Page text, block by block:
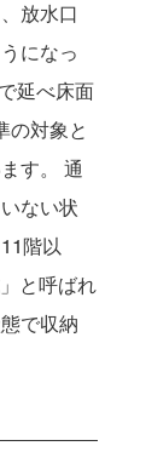
放水口
になっ
延べ床面
の対象と
す。 通
ない状
階以
と呼ばれ
で収納